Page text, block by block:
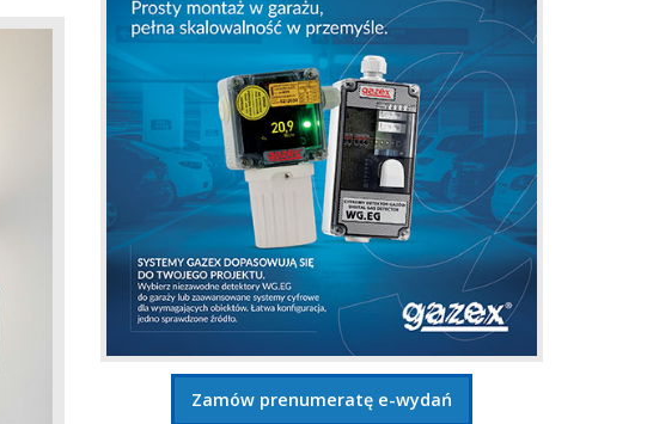
Zamów prenumeratę e-wydań